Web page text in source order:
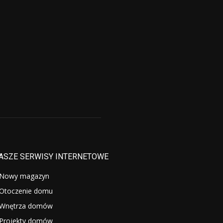
SERWISY INTERNETOWE
magazyn
domu
domów
domów